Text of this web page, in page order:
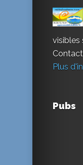
visibles
Plus
Pubs